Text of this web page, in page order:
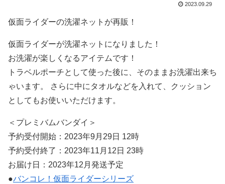
2023.09.29
仮面ライダーの洗濯ネットが再販！
仮面ライダーが洗濯ネットになりました！
お洗濯が楽しくなるアイテムです！
トラベルポーチとして使った後に、そのままお洗濯出来ち
ゃいます。 さらに中にタオルなどを入れて、クッション
としてもお使いいただけます。
＜プレミバムバンダイ＞
予約受付開始：2023年9月29日 12時
予約受付終了：2023年11月12日 23時
お届け日：2023年12月発送予定
●バンコレ！仮面ライダーシリーズ